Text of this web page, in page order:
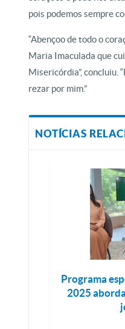
pois podemos sempre
“Abençoo de todo o
Maria Imaculada que
Misericórdia”, concluiu.
rezar por mim.”
NOTÍCIAS
Programa
2025